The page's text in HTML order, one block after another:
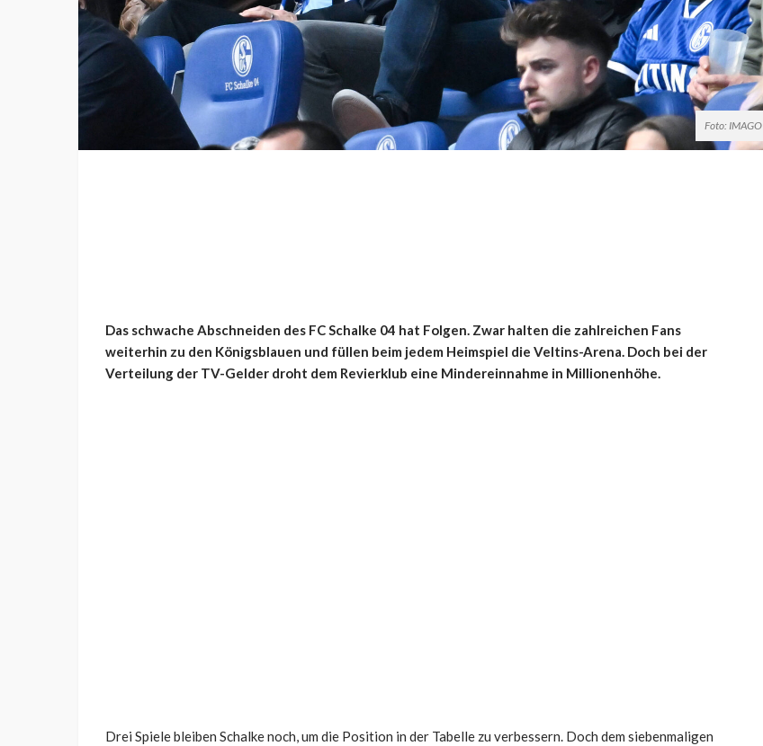
Foto: IMAGO
Das schwache Abschneiden des FC Schalke 04 hat Folgen. Zwar halten die zahlreichen Fans
weiterhin zu den Königsblauen und füllen beim jedem Heimspiel die Veltins-Arena. Doch bei der
Verteilung der TV-Gelder droht dem Revierklub eine Mindereinnahme in Millionenhöhe.
Drei Spiele bleiben Schalke noch, um die Position in der Tabelle zu verbessern. Doch dem siebenmaligen